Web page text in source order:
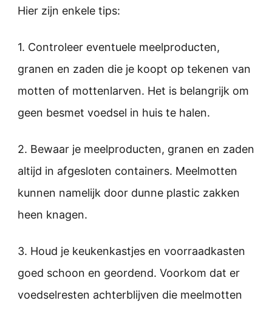
Hier zijn enkele tips:
1. Controleer eventuele meelproducten,
granen en zaden die je koopt op tekenen van
motten of mottenlarven. Het is belangrijk om
geen besmet voedsel in huis te halen.
2. Bewaar je meelproducten, granen en zaden
altijd in afgesloten containers. Meelmotten
kunnen namelijk door dunne plastic zakken
heen knagen.
3. Houd je keukenkastjes en voorraadkasten
goed schoon en geordend. Voorkom dat er
voedselresten achterblijven die meelmotten